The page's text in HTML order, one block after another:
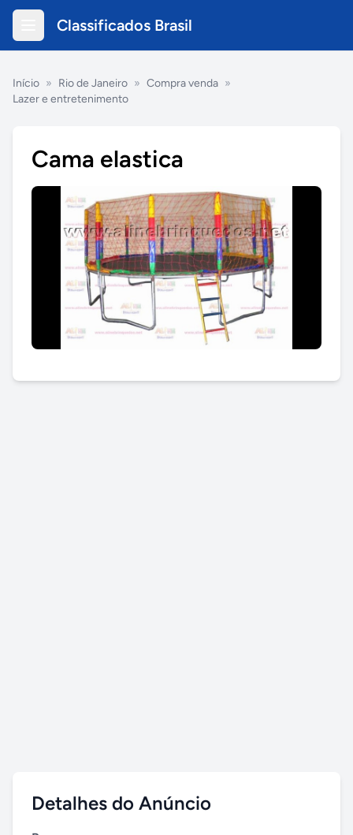
Classificados Brasil
Início » Rio de Janeiro » Compra venda »
Lazer e entretenimento
Cama elastica
Detalhes do Anúncio